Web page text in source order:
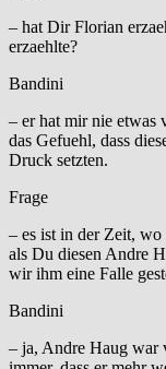
– hat Dir Florian
erzaehlte?
Bandini
– er hat mir nie etwas
das Gefuehl, dass
Druck setzten.
Frage
– es ist in der Zeit, wo
als Du diesen Andre
wir ihm eine Falle
Bandini
– ja, Andre Haug war